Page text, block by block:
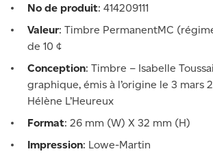
No de produit: 414209111
Valeur: Timbre PermanentMC
de 10 ¢
Conception: Timbre – Isabelle
graphique, émis à l’origine le 3 mars
Hélène L’Heureux
Format: 26 mm (W) X 32 mm (H)
Impression: Lowe-Martin